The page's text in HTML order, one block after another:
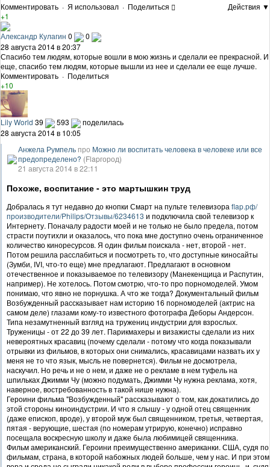
Комментировать · Я использовал · Поделиться
Действия ▼
+1
Александр Кулагин 0
0
28 августа 2014 в 20:37
Спасибо тем людям, которые вошли в мою жизнь и сделали ее прекрасной. И
еще, спасибо тем людям, которые вышли из нее и сделали ее еще лучше.
Комментировать · Поделиться
+10
Lily World 39 593
поделилась
28 августа 2014 в 10:05
Анжела Румпель про Можно ли воспитать человека в человеке или все
предопределено? (Flapгород)
21 августа 2014 в 22:11
Похоже, воспитание - это мартышкин труд
Добралась я тут недавно до кнопки Смарт на пульте телевизора flap.рф/
производители/Philips/Отзывы/6234613 и подключила свой телевизор к
Интернету. Поначалу радости моей и не только не было предела, потом
страсти поутихли и оказалось, что пока мне доступно очень ограниченное
количество киноресурсов. Я один фильм поискала - нет, второй - нет.
Потом решила расслабиться и посмотреть то, что доступные киносайты
(Зумби, IVI, что-то еще) мне предлагают. Предлагают в основном
отечественное и показываемое по телевизору (Манекенщица и Распутин,
например). Не хотелось. Потом смотрю, что-то про порномоделей. Умом
понимаю, что явно не порнушка. А что же тогда? Документальный фильм
Возбужденный рассказывает нам историю 16 порномоделей (актрис на
самом деле) глазами кому-то известного фотографа Деборы Андерсон.
Типа незамутненный взгляд на тружениц индустрии для взрослых.
Труженицы - от 22 до 39 лет. Парикмахеры и визажисты сделали из них
невероятных красавиц (почему сделали - потому что когда показывали
отрывки из фильмов, в которых они снимались, красавицами назвать их у
меня не то что язык, мысль не повернется). Фильм не досмотрела,
наскучил. Но речь и не о нем, и даже не о рекламе в нем туфель на
шпильках Джимми Чу (можно подумать, Джимми Чу нужна реклама, хотя,
наверное, востребованность в такой нише нужна).
Героини фильма "Возбужденный" рассказывают о том, как докатились до
этой стороны киноиндустрии. И что я слышу - у одной отец священник
(даже епископ, вроде), у второй муж был священником, третья, четвертая,
пятая - верующие, шестая (по номерам утрирую, конечно) исправно
посещала воскресную школу и даже была любимицей священника.
Фильм американский. Героини преимущественно американки. США, судя по
фильмам, страна, в которой набожных людей больше, чем у нас. И при этом